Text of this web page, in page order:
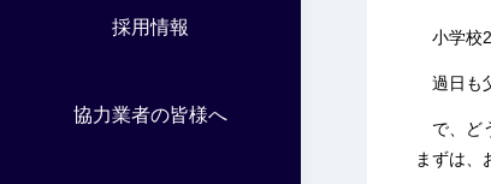
採用情報
協力業者の皆様へ
小学校2
過日も
で、ど
まずは、